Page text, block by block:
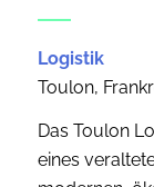
Logistik
Toulon,
Das Toulon
eines